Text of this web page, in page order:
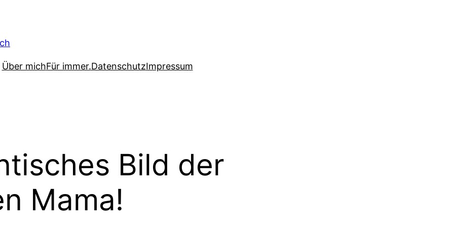
Über michFür immer.DatenschutzImpressum
Bild der
Mama!